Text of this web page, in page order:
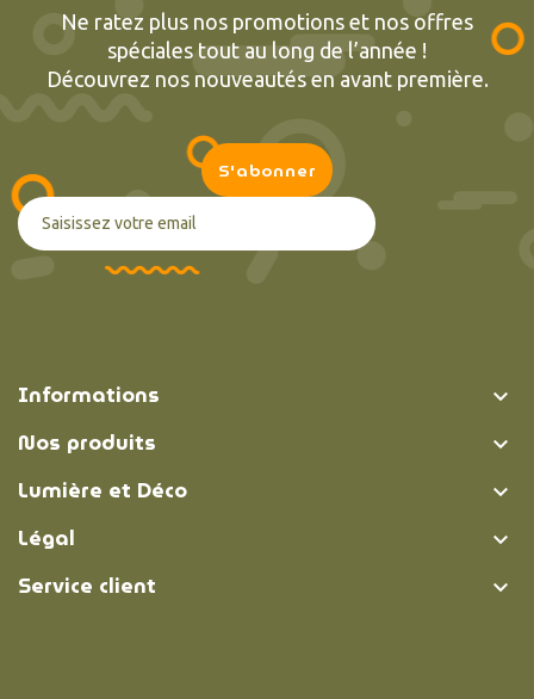
Ne ratez plus nos promotions et nos offres
spéciales tout au long de l’année !
Découvrez nos nouveautés en avant première.
Informations 
Nos produits 
Lumière et Déco 
Légal 
Service client 